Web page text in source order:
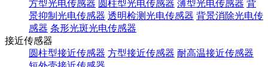
方型光电传感器 圆柱型光电传感器 薄型光电传感器 背
景抑制光电传感器 透明检测光电传感器 背景消除光电传
感器 条形光斑光电传感器
接近传感器
圆柱型接近传感器 方型接近传感器 耐高温接近传感器